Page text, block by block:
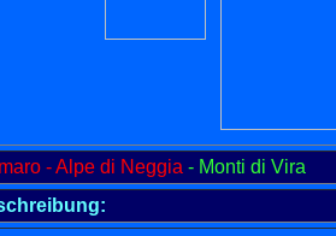
- Alpe di Neggia - Monti di Vira